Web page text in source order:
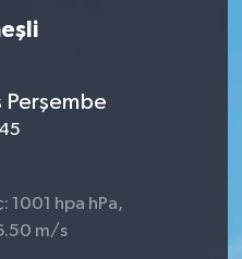
1001 hpa hPa,
m/s